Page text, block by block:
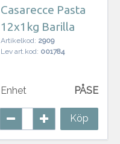
Casarecce Pasta
12x1kg Barilla
Artikelkod: 2909
Lev art.kod: 001784
Enhet PÅSE
Köp